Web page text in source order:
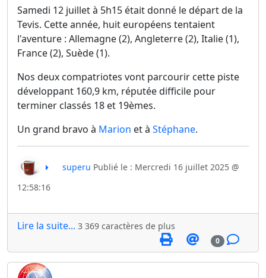
Samedi 12 juillet à 5h15 était donné le départ de la
Tevis. Cette année, huit européens tentaient
l'aventure : Allemagne (2), Angleterre (2), Italie (1),
France (2), Suède (1).
Nos deux compatriotes vont parcourir cette piste
développant 160,9 km, réputée difficile pour
terminer classés 18 et 19èmes.
Un grand bravo à Marion et à Stéphane.
superu Publié le : Mercredi 16 juillet 2025 @
12:58:16
Lire la suite... 3 369 caractères de plus
0